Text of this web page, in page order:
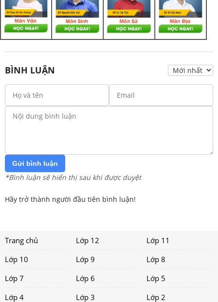
BÌNH LUẬN
Gửi bình luận
*Bình luận sẽ hiển thị sau khi được duyệt
Hãy trở thành người đầu tiên bình luận!
Trang chủ Lớp 12
Lớp 11
Lớp 10
Lớp 9
Lớp 8
Lớp 7
Lớp 6
Lớp 5
Lớp 4
Lớp 3 Lớp 2